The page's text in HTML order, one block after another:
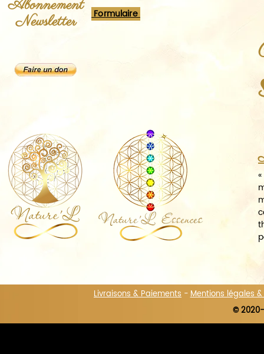
Abonnement
Newsletter
Formulaire
Livraisons & Paiements -Mentions légales &
© 2020-